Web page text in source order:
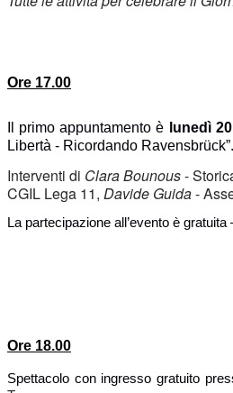
Ore 17.00
Il primo appuntamento è lunedì
Libertà - Ricordando Ravensbrück”.
Interventi di Clara Bounous -
CGIL Lega 11, Davide Guida -
La partecipazione all’evento è
Ore 18.00
Spettacolo con ingresso gratuito